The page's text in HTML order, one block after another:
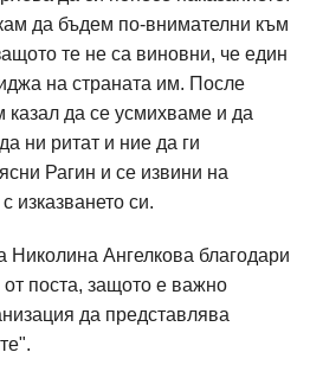
да бъдем по-внимателни към
те не са виновни, че един
на страната им. После
казал да се усмихваме и да
ни ритат и ние да ги
Рагин и се извини на
изказването си.
Николина Ангелкова благодари
от поста, защото е важно
да представлява